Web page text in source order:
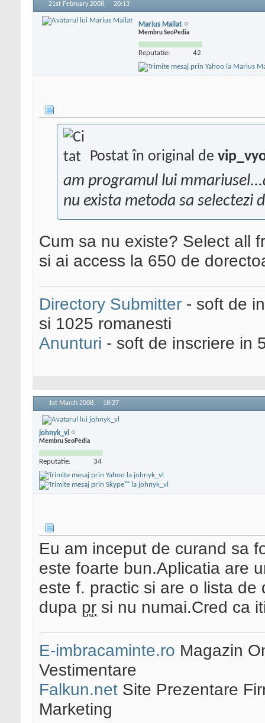
21st February 2008, 20:13
Marius Mailat
Membru SeoPedia
Reputatie: 42
Postat în original de
am programul lui
nu exista metoda sa selectezi
Cum sa nu existe? Select all
si ai access la 650 de
Directory Submitter - soft de
si 1025 romanesti
Anunturi - soft de inscriere in
1st March 2008, 18:27
johnyk_vl
Membru SeoPedia
Reputatie: 34
Eu am inceput de curand sa
este foarte bun.Aplicatia are
este f. practic si are o lista
dupa pr si nu numai.Cred ca
E-imbracaminte.ro Magazin
Vestimentare
Falkun.net Site Prezentare
Marketing